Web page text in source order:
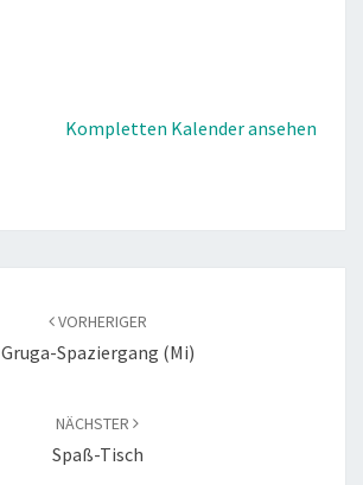
Kompletten Kalender ansehen
VORHERIGER
Gruga-Spaziergang (Mi)
NÄCHSTER
Spaß-Tisch